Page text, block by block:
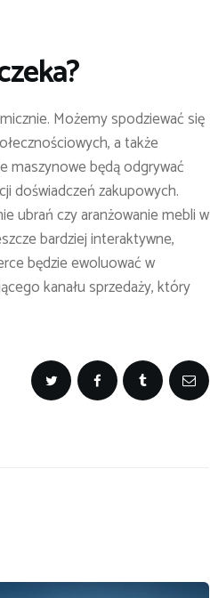
Możemy spodziewać się
a także
maszynowe będą odgrywać
doświadczeń zakupowych.
ubrań czy aranżowanie mebli w
bardziej interaktywne,
będzie ewoluować w
kanału sprzedaży, który